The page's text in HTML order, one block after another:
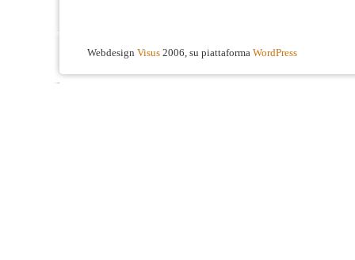
Webdesign Visus 2006, su piattaforma WordPress